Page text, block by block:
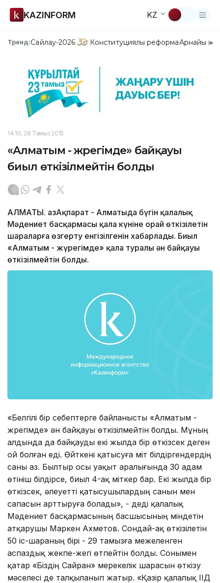
KAZINFORM KZ
Тренд:Сайлау-2026 Конституциялық реформаАрнайы
14:10, 28 Тамыз 2015
«Алматым - жүрегімде» байқауы
биыл өткізілмейтін болды
АЛМАТЫ. ҚазАқпарат - Алматыда бүгін қалалық
Мәдениет басқармасы қала күніне орай өткізілетін
шараларға өзгерту енгізілгенін хабарлады. Биыл
«Алматым - жүрегімде» қала туралы ән байқауы
өткізілмейтін болды.
«Белгілі бір себептерге байланысты «Алматым -
жүрегімде» ән байқауы өткізілмейтін болды. Мұның
алдында да байқауды екі жылда бір өткізсек деген
ой болған еді. Өйткені қатысуға үміт білдіргендердің
саны аз. Былтыр осы уақыт аралығында 30 адам
өтініш білдірсе, биыл 4-ақ үміткер бар. Екі жылда бір
өткізсек, әлеуетті қатысушылардың санын мен
сапасын арттыруға болады», - деді қалалық
Мәдениет басқармасының басшысының міндетін
атқарушы Маркен Ахметов. Сондай-ақ өткізілетін
50 іс-шараның бірі - 29 тамызға межеленген
аспаздық жекпе-жегі өтпейтін болды. Сонымен
қатар «Біздің Сайран» мерекелік шарасын өткізу
мәселесі де талқыланып жатыр. «Қазір қалалық ІІД